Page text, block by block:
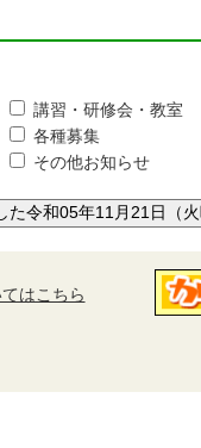
講習・研修会・教室
各種募集
その他お知らせ
た令和05年11月21日（
はこちら